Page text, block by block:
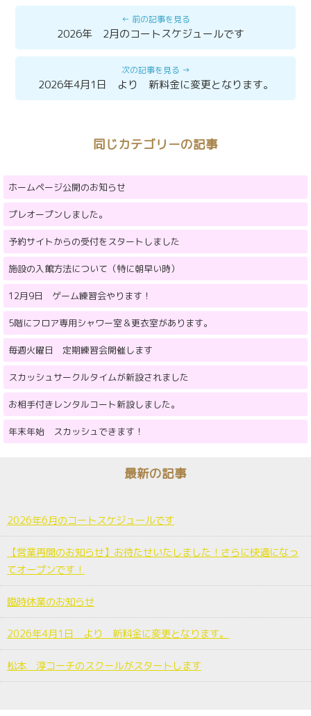
2026年 2月のコートスケジュールです
2026年4月1日 より 新料金に変更となります。
同じカテゴリーの記事
ホームページ公開のお知らせ
プレオープンしました。
予約サイトからの受付をスタートしました
施設の入館方法について（特に朝早い時）
12月9日 ゲーム練習会やります！
5階にフロア専用シャワー室＆更衣室があります。
毎週火曜日 定期練習会開催します
スカッシュサークルタイムが新設されました
お相手付きレンタルコート新設しました。
年末年始 スカッシュできます！
最新の記事
2026年6月のコートスケジュールです
【営業再開のお知らせ】お待たせいたしました！さらに快適になっ
てオープンです！
臨時休業のお知らせ
2026年4月1日 より 新料金に変更となります。
松本 淳コーチのスクールがスタートします